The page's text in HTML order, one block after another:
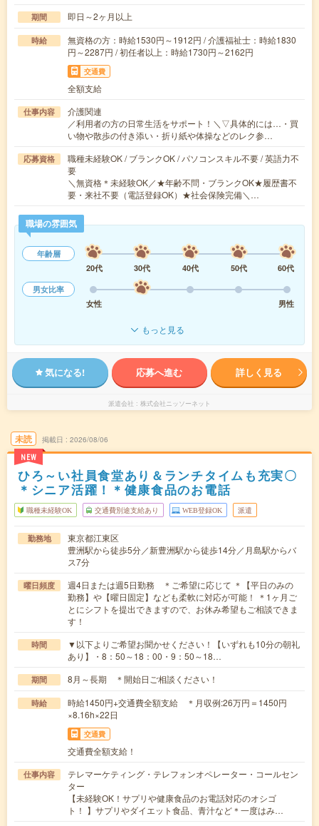
期間 即日～2ヶ月以上
時給
無資格の方：時給1530円～1912円 / 介護福祉士：時給1830
円～2287円 / 初任者以上：時給1730円～2162円
交通費
全額支給
仕事内容
介護関連
／利用者の方の日常生活をサポート！＼▽具体的には…・買
い物や散歩の付き添い・折り紙や体操などのレク参…
応募資格
職種未経験OK / ブランクOK / パソコンスキル不要 / 英語力不
要
＼無資格＊未経験OK／★年齢不問・ブランクOK★履歴書不
要・来社不要（電話登録OK）★社会保険完備＼…
職場の雰囲気
年齢層
20代
30代 40代 50代
60代
男女比率
女性
男性
もっと見る
気になる! 応募へ進む 詳しく見る
派遣会社 株式会社ニッソーネット
未読
NEW
掲載日 2026/08/06
ひろ～い社員食堂あり＆ランチタイムも充実〇
＊シニア活躍！＊健康食品のお電話
職種未経験OK 交通費別途支給あり WEB登録OK 派遣
勤務地
東京都江東区
豊洲駅から徒歩5分／新豊洲駅から徒歩14分／月島駅からバ
ス7分
曜日頻度
週4日または週5日勤務 ＊ご希望に応じて ＊【平日のみの
勤務】や【曜日固定】なども柔軟に対応が可能！ ＊1ヶ月ご
とにシフトを提出できますので、お休み希望もご相談できま
す！
時間
▼以下よりご希望お聞かせください！【いずれも10分の朝礼
あり】・8：50～18：00・9：50～18…
期間 8月～長期 ＊開始日ご相談ください！
時給
時給1450円+交通費全額支給 ＊月収例:26万円＝1450円
×8.16h×22日
交通費
交通費全額支給！
仕事内容
テレマーケティング・テレフォンオペレーター・コールセン
ター
【未経験OK！サプリや健康食品のお電話対応のオシゴ
ト！ 】サプリやダイエット食品、青汁など＊一度はみ…